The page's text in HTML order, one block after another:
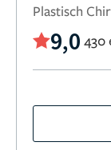
Plastisch
9,0 430